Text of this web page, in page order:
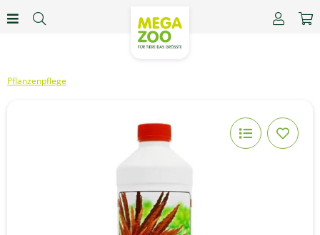
Pflanzenpflege